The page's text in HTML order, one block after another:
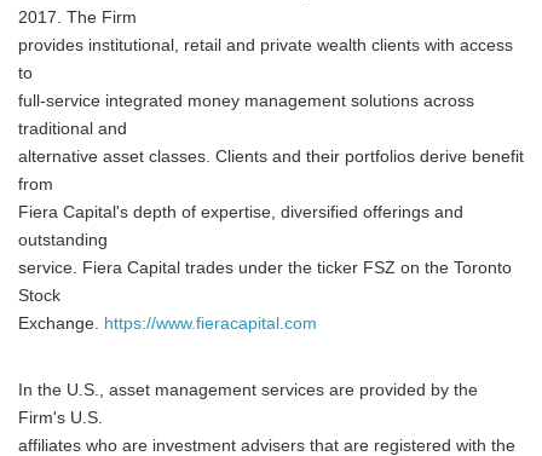
2017. The Firm
provides institutional, retail and private wealth clients with access
to
full-service integrated money management solutions across
traditional and
alternative asset classes. Clients and their portfolios derive benefit
from
Fiera Capital's depth of expertise, diversified offerings and
outstanding
service. Fiera Capital trades under the ticker FSZ on the Toronto
Stock
Exchange. https://www.fieracapital.com
In the U.S., asset management services are provided by the
Firm's U.S.
affiliates who are investment advisers that are registered with the